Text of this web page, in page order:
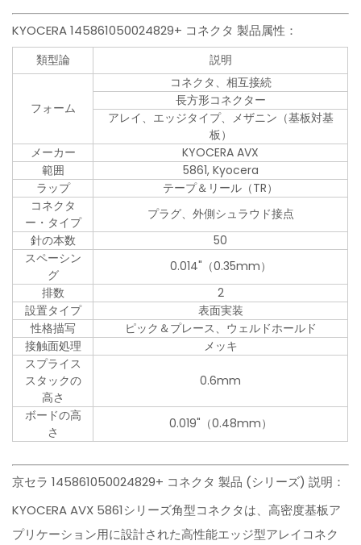
KYOCERA 145861050024829+ コネクタ 製品属性：
類型論 説明
フォーム
コネクタ、相互接続
長方形コネクター
アレイ、エッジタイプ、メザニン（基板対基
板）
メーカー
KYOCERA AVX
範囲
5861, Kyocera
ラップ
テープ＆リール（TR）
コネクタ
ー・タイプ
プラグ、外側シュラウド接点
針の本数
50
スペーシン
グ
0.014"（0.35mm）
排数
2
設置タイプ
表面実装
性格描写
ピック＆プレース、ウェルドホールド
接触面処理
メッキ
スプライス
スタックの
高さ
0.6mm
ボードの高
さ
0.019"（0.48mm）
京セラ 145861050024829+ コネクタ 製品 (シリーズ) 説明：
KYOCERA AVX 5861シリーズ角型コネクタは、高密度基板ア
プリケーション用に設計された高性能エッジ型アレイコネク